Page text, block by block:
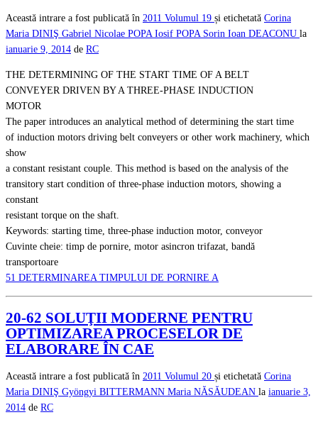
Această intrare a fost publicată în 2011 Volumul 19 și etichetată Corina
Maria DINIŞ Gabriel Nicolae POPA Iosif POPA Sorin Ioan DEACONU la
ianuarie 9, 2014 de RC
THE DETERMINING OF THE START TIME OF A BELT
CONVEYER DRIVEN BY A THREE-PHASE INDUCTION
MOTOR
The paper introduces an analytical method of determining the start time
of induction motors driving belt conveyers or other work machinery, which
show
a constant resistant couple. This method is based on the analysis of the
transitory start condition of three-phase induction motors, showing a
constant
resistant torque on the shaft.
Keywords: starting time, three-phase induction motor, conveyor
Cuvinte cheie: timp de pornire, motor asincron trifazat, bandă
transportoare
51 DETERMINAREA TIMPULUI DE PORNIRE A
20-62 SOLUŢII MODERNE PENTRU
OPTIMIZAREA PROCESELOR DE
ELABORARE ÎN CAE
Această intrare a fost publicată în 2011 Volumul 20 și etichetată Corina
Maria DINIŞ Gyöngyi BITTERMANN Maria NĂSĂUDEAN la ianuarie 3,
2014 de RC